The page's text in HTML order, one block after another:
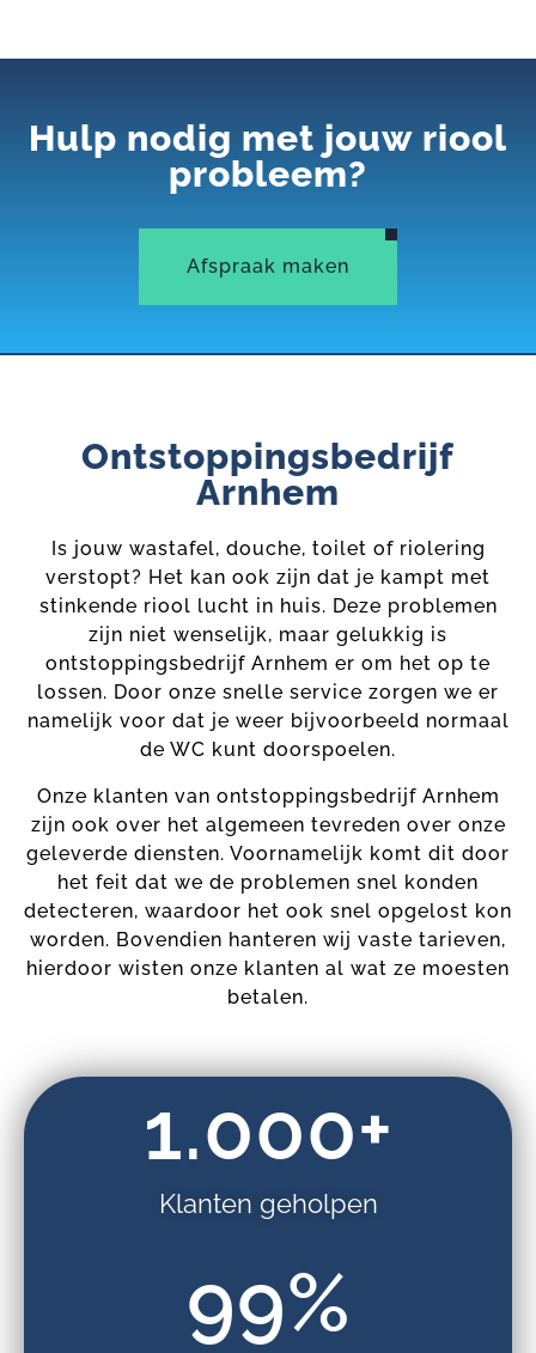
Hulp nodig met jouw riool
probleem?
Afspraak maken
Ontstoppingsbedrijf
Arnhem
Is jouw wastafel, douche, toilet of riolering
verstopt? Het kan ook zijn dat je kampt met
stinkende riool lucht in huis. Deze problemen
zijn niet wenselijk, maar gelukkig is
ontstoppingsbedrijf Arnhem er om het op te
lossen. Door onze snelle service zorgen we er
namelijk voor dat je weer bijvoorbeeld normaal
de WC kunt doorspoelen.
Onze klanten van ontstoppingsbedrijf Arnhem
zijn ook over het algemeen tevreden over onze
geleverde diensten. Voornamelijk komt dit door
het feit dat we de problemen snel konden
detecteren, waardoor het ook snel opgelost kon
worden. Bovendien hanteren wij vaste tarieven,
hierdoor wisten onze klanten al wat ze moesten
betalen.
Klanten geholpen
1.000+
99%